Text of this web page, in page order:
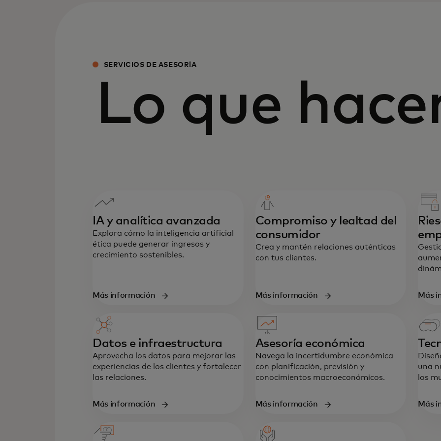
SERVICIOS DE ASESORÍA
Lo que
IA y analítica avanzada
Explora cómo la inteligencia artificial
ética puede generar ingresos y
crecimiento sostenibles.
Más información
Compromiso y lealtad del
consumidor
Crea y mantén relaciones auténticas
con tus clientes.
Más información Más
Datos e infraestructura
Aprovecha los datos para mejorar las
experiencias de los clientes y fortalecer
las relaciones.
Más información
Asesoría económica
Navega la incertidumbre económica
con planificación, previsión y
conocimientos macroeconómicos.
Más información
una
los
Más